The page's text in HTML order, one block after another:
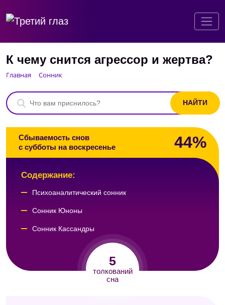
К чему снится агрессор и жертва?
Главная Сонник
Сбываемость снов
с субботы на воскресенье
44%
5
толкований
сна
Содержание:
Психоаналитический сонник
Сонник Юноны
Сонник Кассандры